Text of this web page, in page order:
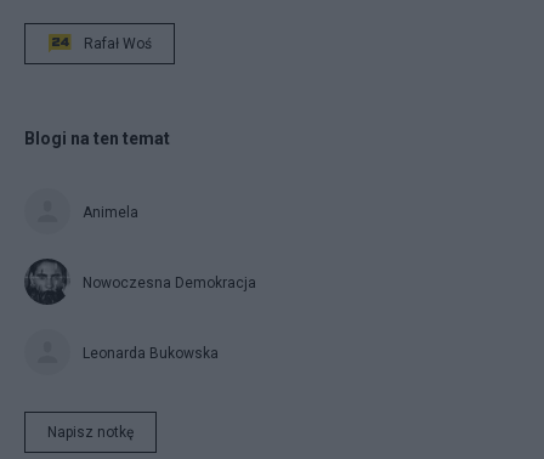
Rafał Woś
Blogi na ten temat
Animela
Nowoczesna Demokracja
Leonarda Bukowska
Napisz notkę